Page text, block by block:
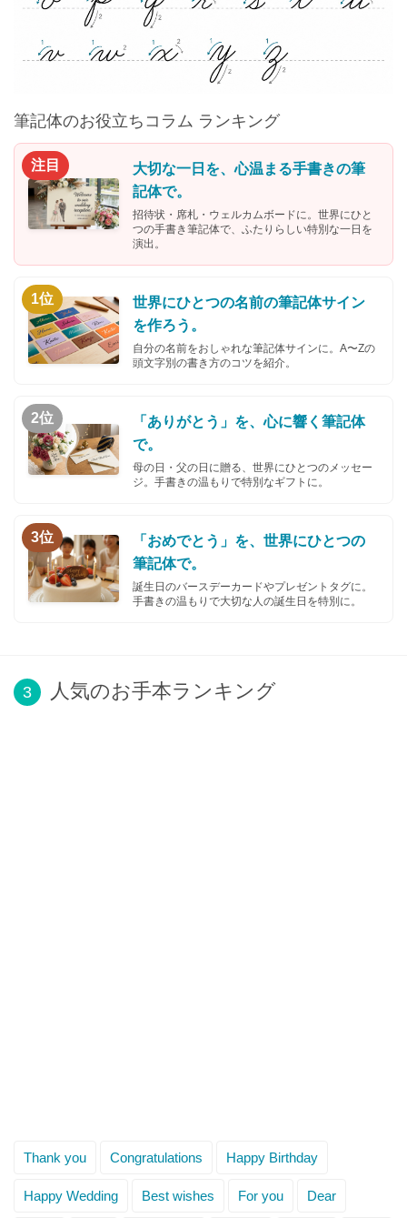
筆記体のお役立ちコラム ランキング
注目
大切な一日を、心温まる手書きの筆
記体で。
招待状・席札・ウェルカムボードに。世界にひと
つの手書き筆記体で、ふたりらしい特別な一日を
演出。
1位
世界にひとつの名前の筆記体サイン
を作ろう。
自分の名前をおしゃれな筆記体サインに。A〜Zの
頭文字別の書き方のコツを紹介。
2位
「ありがとう」を、心に響く筆記体
で。
母の日・父の日に贈る、世界にひとつのメッセー
ジ。手書きの温もりで特別なギフトに。
3位
「おめでとう」を、世界にひとつの
筆記体で。
誕生日のバースデーカードやプレゼントタグに。
手書きの温もりで大切な人の誕生日を特別に。
3 人気のお手本ランキング
Thank you Congratulations Happy Birthday
Happy Wedding Best wishes For you Dear